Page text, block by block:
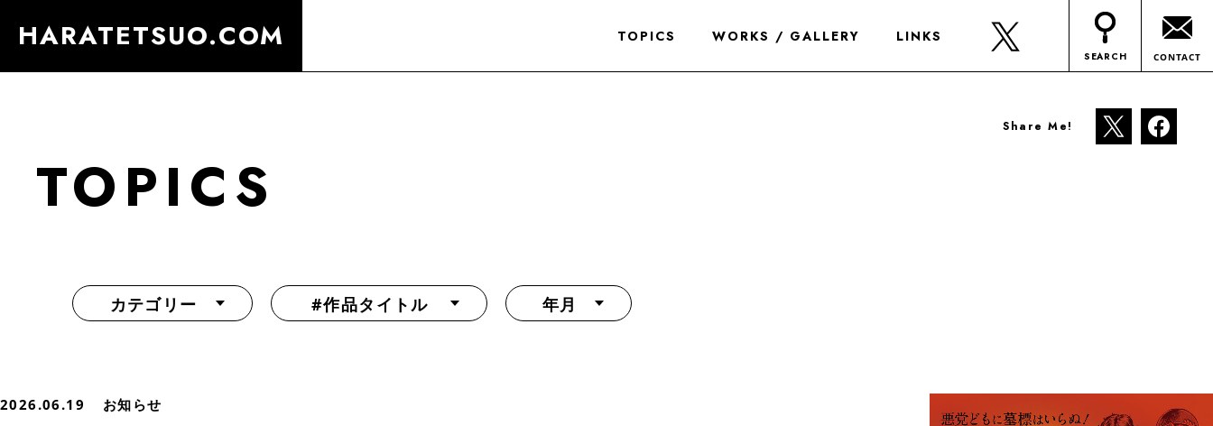
HARATETSUO.COM TOPICS WORKS / GALLERY LINKS
SEARCH CONTACT
Share Me!
TOPICS
カテゴリー #作品タイトル 年月
2026.06.19 お知らせ